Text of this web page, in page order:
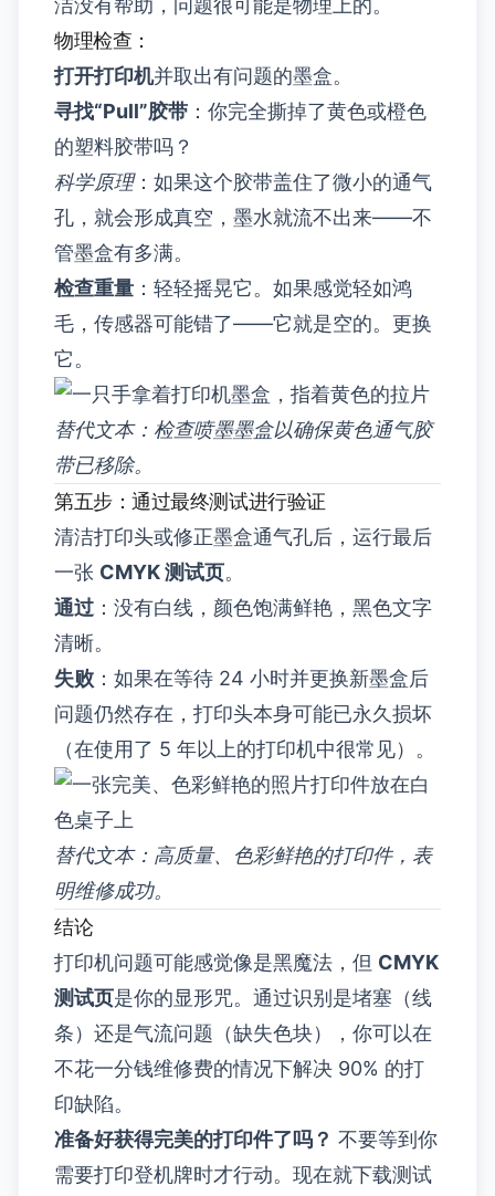
物理检查：
打开打印机并取出有问题的墨盒。
寻找“Pull”胶带 ：你完全撕掉了黄色或橙色
的塑料胶带吗？
科学原理：如果这个胶带盖住了微小的通气
孔，就会形成真空，墨水就流不出来——不
管墨盒有多满。
检查重量 ：轻轻摇晃它。如果感觉轻如鸿
毛，传感器可能错了——它就是空的。更换
它。
替代文本：检查喷墨墨盒以确保黄色通气胶
带已移除。
第五步：通过最终测试进行验证
清洁打印头或修正墨盒通气孔后，运行最后
一张 CMYK 测试页。
通过 ：没有白线，颜色饱满鲜艳，黑色文字
清晰。
失败 ：如果在等待 24 小时并更换新墨盒后
问题仍然存在，打印头本身可能已永久损坏
（在使用了 5 年以上的打印机中很常见）。
替代文本：高质量、色彩鲜艳的打印件，表
明维修成功。
结论
打印机问题可能感觉像是黑魔法，但 CMYK
测试页是你的显形咒。通过识别是堵塞（线
条）还是气流问题（缺失色块），你可以在
不花一分钱维修费的情况下解决 90% 的打
印缺陷。
准备好获得完美的打印件了吗？ 不要等到你
需要打印登机牌时才行动。现在就下载测试